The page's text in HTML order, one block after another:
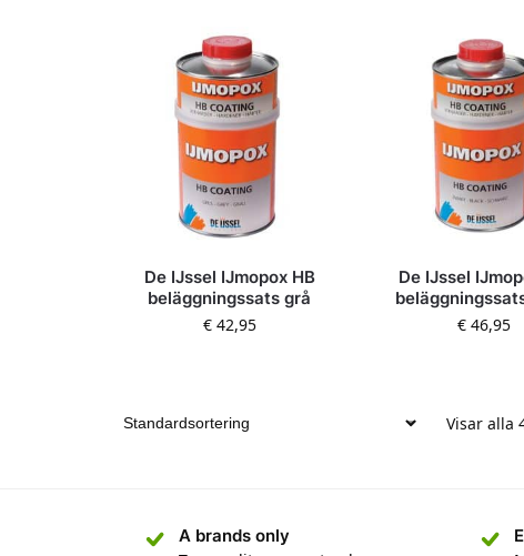
De IJssel IJmopox HB
beläggningssats grå
€42,95
De IJssel
€ 46,95
Visar alla
A brands only